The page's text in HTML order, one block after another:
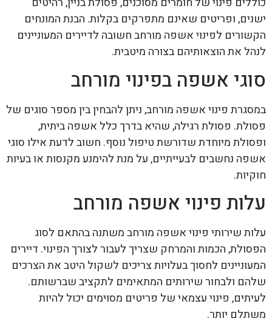
ישנים, ופריטים שאינם מתפרקים בקלות. הבנת המונחים
הקשורים לפינוי אשפה מורחב חשובה לדיירים המעוניינים
לנהל את הוצאותיהם בצורה מיטבית.
סוגי אשפה בפינוי מורחב
במסגרת פינוי אשפה מורחב, ניתן להבחין בין מספר סוגים של
פסולת. פסולת רגילה, שהיא בדרך כלל אשפה ביתית,
ופסולת מיוחדת שדורשת טיפול נוסף. חשוב לדעת אילו סוגי
אשפה נחשבים לבעייתיים, על מנת להימנע מקנסות או בעיות
חוקיות.
עלות פינוי אשפה מורחב
עלות שירותי פינוי אשפה מורחב משתנה בהתאם לסוג
הפסולת, הכמות והמרחק שצריך לעבור לצורך הפינוי. דיירים
המעוניינים לחסוך בעלויות צריכים לשקול היטב את הצרכים
שלהם ולבחור שירותים המתאימים לתקציב שברשותם.
לעיתים, פינוי עצמאי של פריטים מסוימים יכול להיות
משתלם יותר.